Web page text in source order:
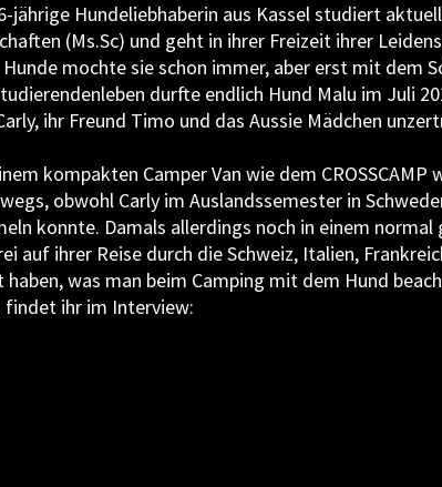
jährige Hundeliebhaberin aus Kassel studiert
(Ms.Sc) und geht in ihrer Freizeit ihrer
Hunde mochte sie schon immer, aber erst mit dem
durfte endlich Hund Malu im Juli
ihr Freund Timo und das Aussie Mädchen
kompakten Camper Van wie dem CROSSCAMP
obwohl Carly im Auslandssemester in
konnte. Damals allerdings noch in einem normal
auf ihrer Reise durch die Schweiz, Italien,
haben, was man beim Camping mit dem Hund
findet ihr im Interview: